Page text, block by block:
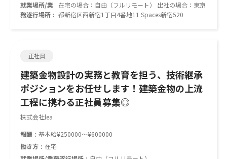
就業場所/業
務遂行場所
在宅の場合：自由（フルリモート） 出社の場合：東京
都新宿区西新宿1丁目4番地11 Spaces新宿520
正社員
建築金物設計の実務と教育を担う、技術継承
ポジションをお任せします！建築金物の上流
工程に携わる正社員募集◎
株式会社lea
報酬
基本給¥250000～¥600000
働き方
在宅